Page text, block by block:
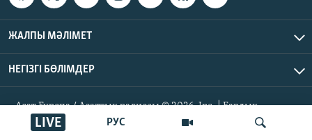
РУС
LIVE
ЖАЛПЫ МӘЛІМЕТ
НЕГІЗГІ БӨЛІМДЕР
Азат Еуропа / Азаттық радиосы © 2026, Inc. | Барлық
құқықтары қорғалған